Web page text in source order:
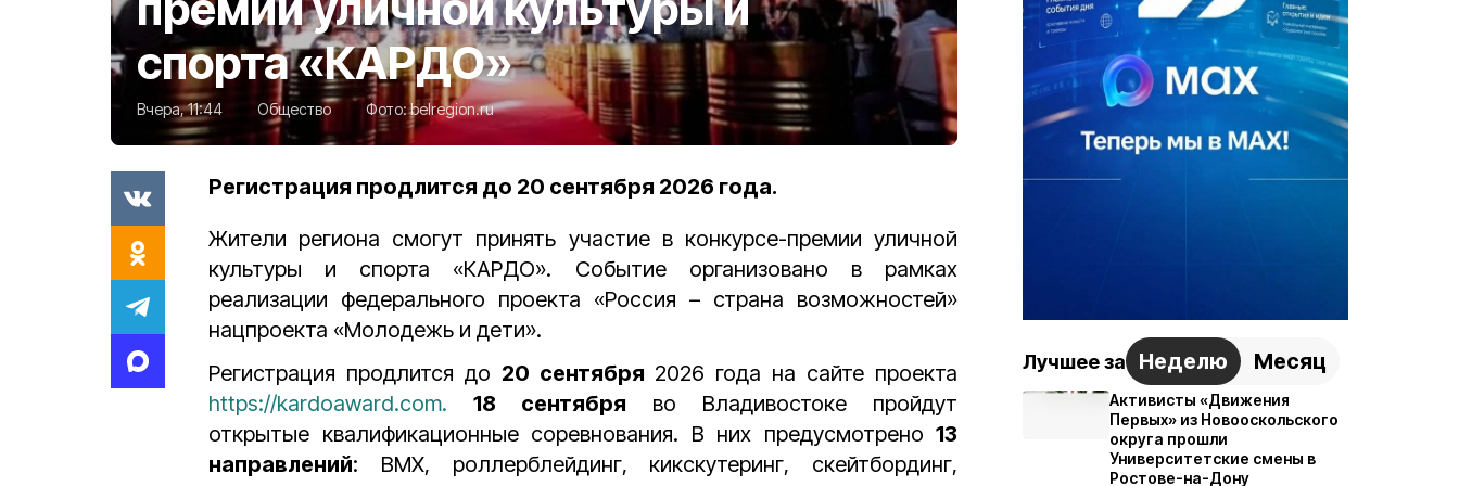
спорта «КАРДО»
Вчера, 11:44 Общество Фото:belregion.ru
Регистрация продлится до 20 сентября 2026 года.
Жители региона смогут принять участие в конкурсе-премии уличной
культуры и спорта «КАРДО». Событие организовано в рамках
реализации федерального проекта «Россия – страна возможностей»
нацпроекта «Молодежь и дети».
Регистрация продлится до 20 сентября 2026 года на сайте проекта
https://kardoaward.com.18 сентября во Владивостоке пройдут
открытые квалификационные соревнования. В них предусмотрено 13
направлений: BMX, роллерблейдинг, кикскутеринг, скейтбординг,
Лучшее за Неделю Месяц
Активисты «Движения
Первых» из Новооскольского
округа прошли
Университетские смены в
Ростове-на-Дону